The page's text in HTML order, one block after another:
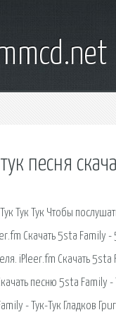
песня
Тук Тук Чтобы
Скачать 5sta
iPleer.fm Скачать
песню 5sta Family -
- Тук-Тук Гладков